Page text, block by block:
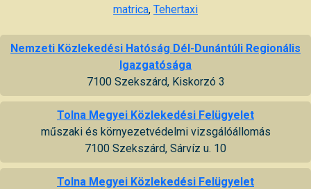
matrica, Tehertaxi
Nemzeti Közlekedési Hatóság Dél-Dunántúli Regionális
Igazgatósága
7100 Szekszárd, Kiskorzó 3
Tolna Megyei Közlekedési Felügyelet
műszaki és környezetvédelmi vizsgálóállomás
7100 Szekszárd, Sárvíz u. 10
Tolna Megyei Közlekedési Felügyelet